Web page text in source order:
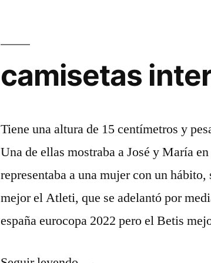
camisetas
Tiene una altura de 15 centímetros y
Una de ellas mostraba a José y María
representaba a una mujer con un
mejor el Atleti, que se adelantó por
españa eurocopa 2022 pero el Betis